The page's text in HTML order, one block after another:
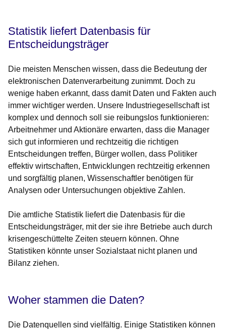
Statistik liefert Datenbasis für
Entscheidungsträger
Die meisten Menschen wissen, dass die Bedeutung der
elektronischen Datenverarbeitung zunimmt. Doch zu
wenige haben erkannt, dass damit Daten und Fakten auch
immer wichtiger werden. Unsere Industriegesellschaft ist
komplex und dennoch soll sie reibungslos funktionieren:
Arbeitnehmer und Aktionäre erwarten, dass die Manager
sich gut informieren und rechtzeitig die richtigen
Entscheidungen treffen, Bürger wollen, dass Politiker
effektiv wirtschaften, Entwicklungen rechtzeitig erkennen
und sorgfältig planen, Wissenschaftler benötigen für
Analysen oder Untersuchungen objektive Zahlen.
Die amtliche Statistik liefert die Datenbasis für die
Entscheidungsträger, mit der sie ihre Betriebe auch durch
krisengeschüttelte Zeiten steuern können. Ohne
Statistiken könnte unser Sozialstaat nicht planen und
Bilanz ziehen.
Woher stammen die Daten?
Die Datenquellen sind vielfältig. Einige Statistiken können